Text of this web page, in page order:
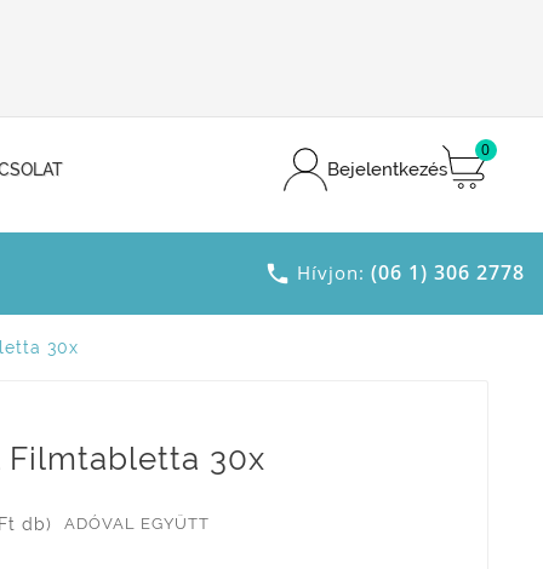
Bejelentkezés
0
 Hívjon: (06 1) 306 2778
30x
30x
db) ADÓVAL EGYÜTT